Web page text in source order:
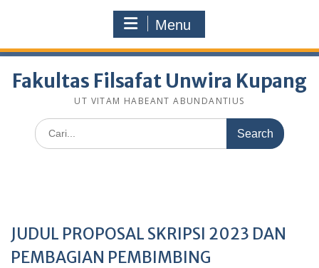
fakultasfilsafatunwirakupang@gmail.com
Selamat Datang Di Website Resmi Fakultas Filsafat
Fakultas Filsafat Unwira Kupang
UT VITAM HABEANT ABUNDANTIUS
Search
for:
Menu
JUDUL PROPOSAL SKRIPSI 2023 DAN
PEMBAGIAN PEMBIMBING